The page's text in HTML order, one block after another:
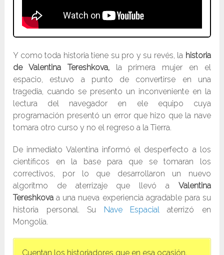
Y como toda historia tiene su pro y su revés, la historia
de Valentina Tereshkova, la primera mujer en el
espacio, estuvo a punto de convertirse en una
tragedia, cuando se presento un inconveniente en la
lectura del navegador en ele equipo cuya
programación presentó un error que hizo que la nave
tomara otro curso y no el regreso a la Tierra.
De inmediato Valentina informó el desperfecto a los
científicos en la base para que se tomaran los
correctivos, por lo que desarrollaron un nuevo
algoritmo de aterrizaje que llevó a Valentina
Tereshkova a una nueva experiencia agradable para su
historia personal. Su
Nave Espacialaterrizó en
Mongolia.
Cuentan los historiadores que en esa ocasión,